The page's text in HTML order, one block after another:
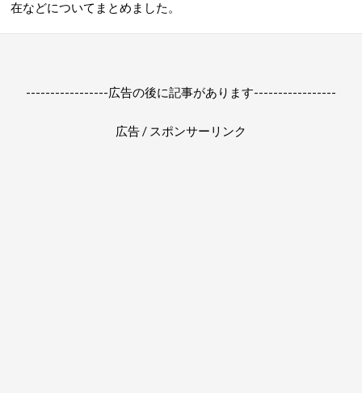
在などについてまとめました。
-----------------広告の後に記事があります-----------------
広告 / スポンサーリンク